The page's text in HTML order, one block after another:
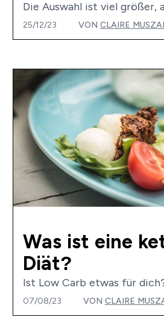
Die Auswahl ist viel größer,
25/12/23 VON CLAIRE
Was ist eine
Diät?
Ist Low Carb etwas für
07/08/23 VON CLAIRE